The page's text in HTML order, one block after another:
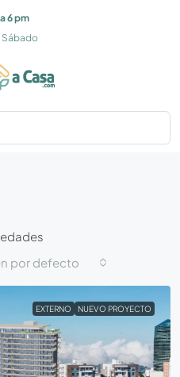
6 pm
Sábado
por defecto
EXTERNO NUEVO PROYECTO